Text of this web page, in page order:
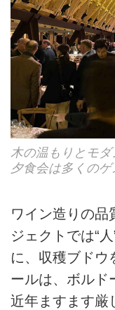
木の温もりとモ
夕食会は多くの
ワイン造りの品
ジェクトでは“
に、収穫ブドウ
ールは、ボルド
近年ますます厳